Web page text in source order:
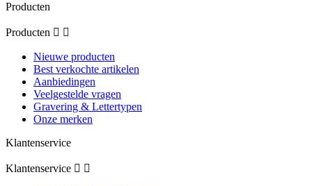
Producten
Producten  
Nieuwe producten
Best verkochte artikelen
Aanbiedingen
Veelgestelde vragen
Gravering & Lettertypen
Onze merken
Klantenservice
Klantenservice  